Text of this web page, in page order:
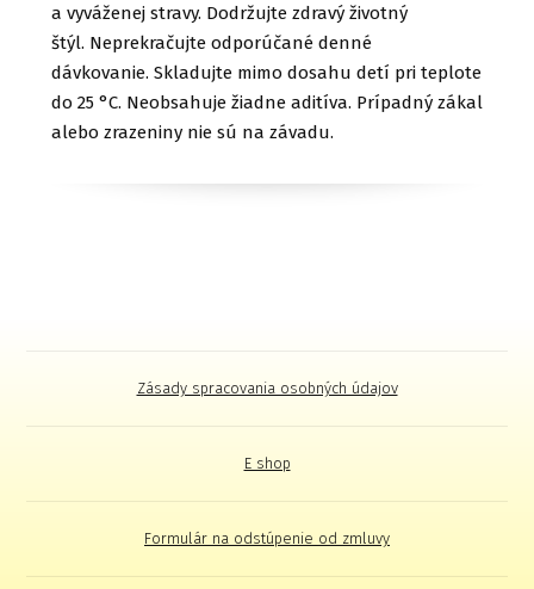
a vyváženej stravy. Dodržujte zdravý životný
štýl. Neprekračujte odporúčané denné
dávkovanie. Skladujte mimo dosahu detí pri teplote
do 25 °C. Neobsahuje žiadne aditíva. Prípadný zákal
alebo zrazeniny nie sú na závadu.
Zásady spracovania osobných údajov
E shop
Formulár na odstúpenie od zmluvy